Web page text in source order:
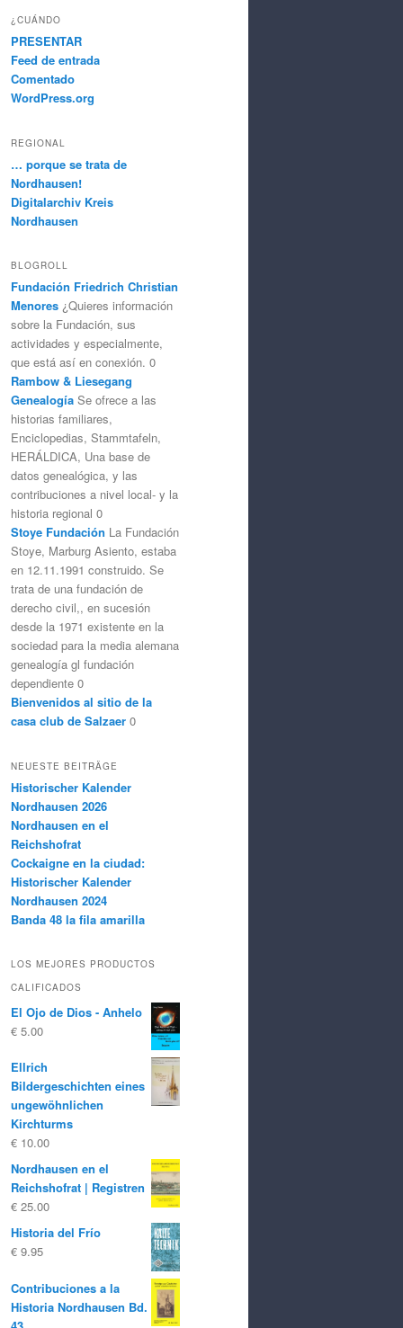
¿CUÁNDO
PRESENTAR
Feed de entrada
Comentado
WordPress.org
REGIONAL
… porque se trata de
Nordhausen!
Digitalarchiv Kreis
Nordhausen
BLOGROLL
Fundación Friedrich Christian
Menores ¿Quieres información
sobre la Fundación, sus
actividades y especialmente,
que está así en conexión. 0
Rambow & Liesegang
Genealogía Se ofrece a las
historias familiares,
Enciclopedias, Stammtafeln,
HERÁLDICA, Una base de
datos genealógica, y las
contribuciones a nivel local- y la
historia regional 0
Stoye Fundación La Fundación
Stoye, Marburg Asiento, estaba
en 12.11.1991 construido. Se
trata de una fundación de
derecho civil,, en sucesión
desde la 1971 existente en la
sociedad para la media alemana
genealogía gl fundación
dependiente 0
Bienvenidos al sitio de la
casa club de Salzaer 0
NEUESTE BEITRÄGE
Historischer Kalender
Nordhausen 2026
Nordhausen en el
Reichshofrat
Cockaigne en la ciudad:
Historischer Kalender
Nordhausen 2024
Banda 48 la fila amarilla
LOS MEJORES PRODUCTOS
CALIFICADOS
El Ojo de Dios - Anhelo
€ 5.00
Ellrich
Bildergeschichten eines
ungewöhnlichen
Kirchturms
€ 10.00
Nordhausen en el
Reichshofrat | Registren
€ 25.00
Historia del Frío
€ 9.95
Contribuciones a la
Historia Nordhausen Bd.